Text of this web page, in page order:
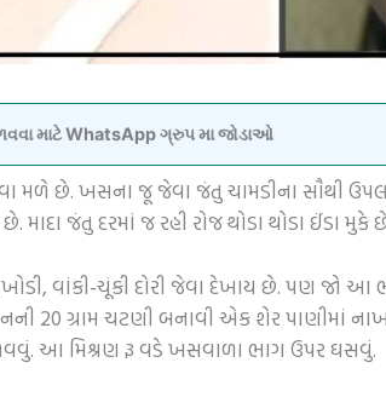
માટે WhatsApp ગ્રુપ મા જોડાઓ
છે. ખસના જૂ જેવા જંતુ ચામડીના સૌથી
જંતુ દરમાં જ રહી રોજ થોડા થોડા ઈંડા મુકે
વાંકી-ચૂંકી દોરી જેવા દેખાય છે. પણ
20 ગ્રામ ચટણી બનાવી એક શેર પાણીમાં
આ મિશ્રણ રૂ વડે ખસવાળા ભાગ ઉપર ઘસવું.